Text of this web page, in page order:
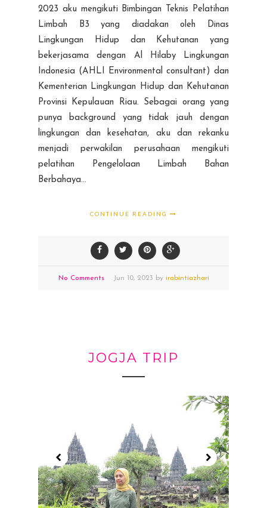
2023 aku mengikuti Bimbingan Teknis Pelatihan
Limbah B3 yang diadakan oleh Dinas
Lingkungan Hidup dan Kehutanan yang
bekerjasama dengan Al Hilaby Lingkungan
Indonesia (AHLI Environmental consultant) dan
Kementerian Lingkungan Hidup dan Kehutanan
Provinsi Kepulauan Riau. Sebagai orang yang
punya background yang tidak jauh dengan
lingkungan dan kesehatan, aku dan rekanku
menjadi perwakilan perusahaan mengikuti
pelatihan Pengelolaan Limbah Bahan
Berbahaya...
CONTINUE READING
No Comments Jun 10,2023 by irabintiazhari
JOGJA TRIP